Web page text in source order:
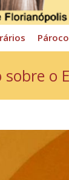
Pároco
sobre o